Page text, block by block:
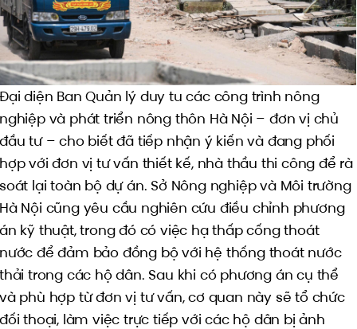
Đại diện Ban Quản lý duy tu các công trình nông
nghiệp và phát triển nông thôn Hà Nội – đơn vị chủ
đầu tư – cho biết đã tiếp nhận ý kiến và đang phối
hợp với đơn vị tư vấn thiết kế, nhà thầu thi công để rà
soát lại toàn bộ dự án. Sở Nông nghiệp và Môi trường
Hà Nội cũng yêu cầu nghiên cứu điều chỉnh phương
án kỹ thuật, trong đó có việc hạ thấp cống thoát
nước để đảm bảo đồng bộ với hệ thống thoát nước
thải trong các hộ dân. Sau khi có phương án cụ thể
và phù hợp từ đơn vị tư vấn, cơ quan này sẽ tổ chức
đối thoại, làm việc trực tiếp với các hộ dân bị ảnh